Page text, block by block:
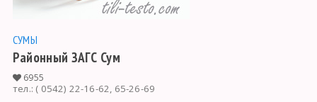
СУМЫ
Районный ЗАГС Сум
6955
тел.: ( 0542) 22-16-62, 65-26-69